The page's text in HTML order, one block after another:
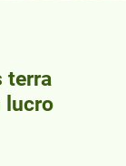
terra
lucro